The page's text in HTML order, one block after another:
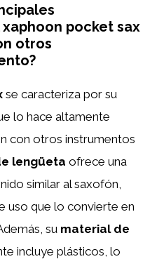
pocket sax
otros
se caracteriza por su
lo hace altamente
con otros instrumentos
lengüeta ofrece una
similar al saxofón,
uso que lo convierte en
su material de
incluye plásticos, lo